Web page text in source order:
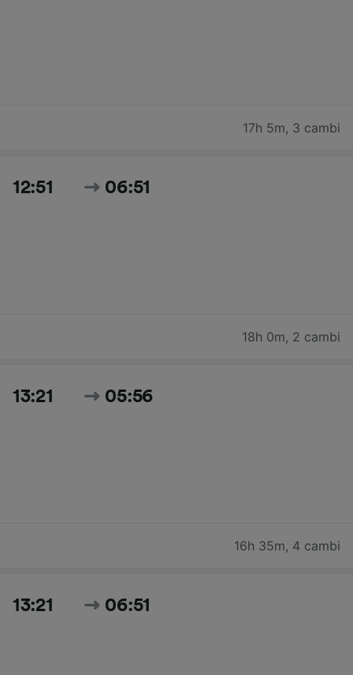
17h 5m, 3 cambi
12:51 06:51
18h 0m, 2 cambi
13:21 05:56
16h 35m, 4 cambi
13:21 06:51